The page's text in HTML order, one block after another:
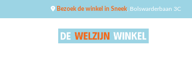
Bezoek de winkel in Sneek , Bolswarderbaan 3C